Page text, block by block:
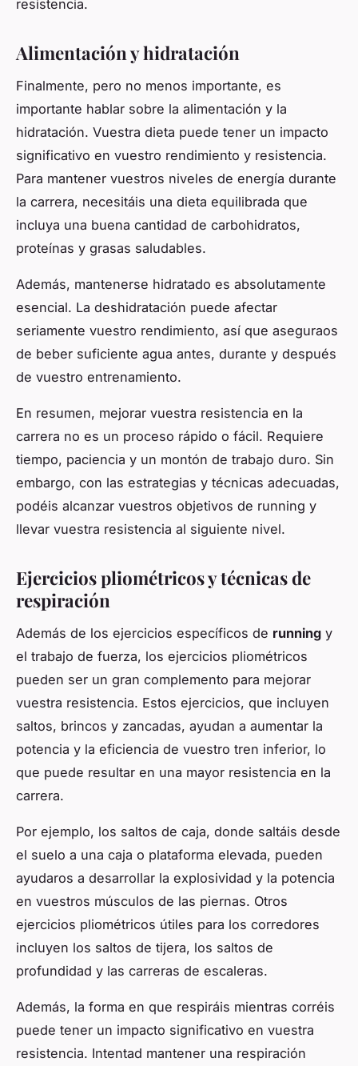
resistencia.
Alimentación y hidratación
Finalmente, pero no menos importante, es
importante hablar sobre la alimentación y la
hidratación. Vuestra dieta puede tener un impacto
significativo en vuestro rendimiento y resistencia.
Para mantener vuestros niveles de energía durante
la carrera, necesitáis una dieta equilibrada que
incluya una buena cantidad de carbohidratos,
proteínas y grasas saludables.
Además, mantenerse hidratado es absolutamente
esencial. La deshidratación puede afectar
seriamente vuestro rendimiento, así que aseguraos
de beber suficiente agua antes, durante y después
de vuestro entrenamiento.
En resumen, mejorar vuestra resistencia en la
carrera no es un proceso rápido o fácil. Requiere
tiempo, paciencia y un montón de trabajo duro. Sin
embargo, con las estrategias y técnicas adecuadas,
podéis alcanzar vuestros objetivos de running y
llevar vuestra resistencia al siguiente nivel.
Ejercicios pliométricos y técnicas de
respiración
Además de los ejercicios específicos de running y
el trabajo de fuerza, los ejercicios pliométricos
pueden ser un gran complemento para mejorar
vuestra resistencia. Estos ejercicios, que incluyen
saltos, brincos y zancadas, ayudan a aumentar la
potencia y la eficiencia de vuestro tren inferior, lo
que puede resultar en una mayor resistencia en la
carrera.
Por ejemplo, los saltos de caja, donde saltáis desde
el suelo a una caja o plataforma elevada, pueden
ayudaros a desarrollar la explosividad y la potencia
en vuestros músculos de las piernas. Otros
ejercicios pliométricos útiles para los corredores
incluyen los saltos de tijera, los saltos de
profundidad y las carreras de escaleras.
Además, la forma en que respiráis mientras corréis
puede tener un impacto significativo en vuestra
resistencia. Intentad mantener una respiración